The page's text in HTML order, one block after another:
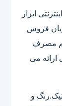
ابزار
فروش
مصرف
می
و